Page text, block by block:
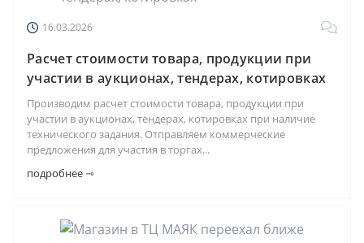
16.03.2026
Расчет стоимости товара, продукции при
участии в аукционах, тендерах, котировках
Производим расчет стоимости товара, продукции при
участии в аукционах, тендерах, котировках при наличие
технического задания. Отправляем коммерческие
предложения для участия в торгах...
подробнее ⇾